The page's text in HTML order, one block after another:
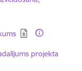
projekta